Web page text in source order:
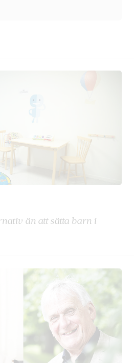
än att sätta barn i